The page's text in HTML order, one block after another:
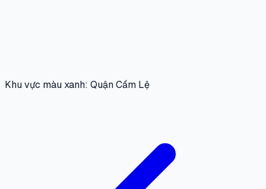
Khu vực màu xanh: Quận Cẩm Lệ